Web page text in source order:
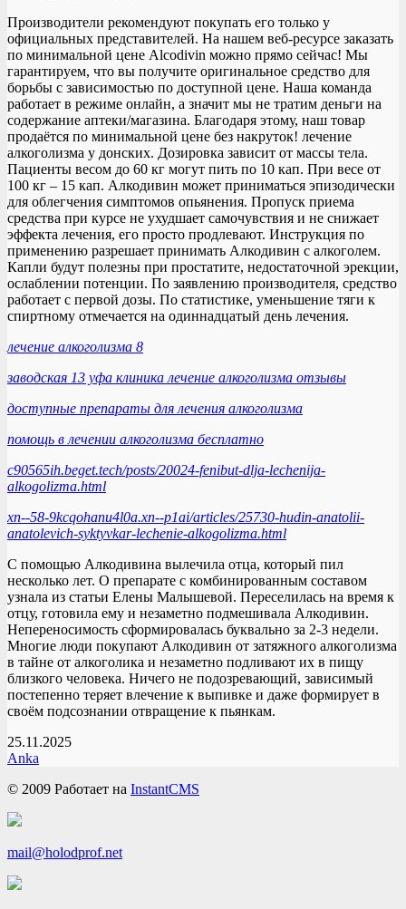
Производители рекомендуют покупать его только у
официальных представителей. На нашем веб-ресурсе заказать
по минимальной цене Alcodivin можно прямо сейчас! Мы
гарантируем, что вы получите оригинальное средство для
борьбы с зависимостью по доступной цене. Наша команда
работает в режиме онлайн, а значит мы не тратим деньги на
содержание аптеки/магазина. Благодаря этому, наш товар
продаётся по минимальной цене без накруток! лечение
алкоголизма у донских. Дозировка зависит от массы тела.
Пациенты весом до 60 кг могут пить по 10 кап. При весе от
100 кг – 15 кап. Алкодивин может приниматься эпизодически
для облегчения симптомов опьянения. Пропуск приема
средства при курсе не ухудшает самочувствия и не снижает
эффекта лечения, его просто продлевают. Инструкция по
применению разрешает принимать Алкодивин с алкоголем.
Капли будут полезны при простатите, недостаточной эрекции,
ослаблении потенции. По заявлению производителя, средство
работает с первой дозы. По статистике, уменьшение тяги к
спиртному отмечается на одиннадцатый день лечения.
лечение алкоголизма 8
заводская 13 уфа клиника лечение алкоголизма отзывы
доступные препараты для лечения алкоголизма
помощь в лечении алкоголизма бесплатно
c90565ih.beget.tech/posts/20024-fenibut-dlja-lechenija-
alkogolizma.html
xn--58-9kcqohanu4l0a.xn--p1ai/articles/25730-hudin-anatolii-
anatolevich-syktyvkar-lechenie-alkogolizma.html
С помощью Алкодивина вылечила отца, который пил
несколько лет. О препарате с комбинированным составом
узнала из статьи Елены Малышевой. Переселилась на время к
отцу, готовила ему и незаметно подмешивала Алкодивин.
Непереносимость сформировалась буквально за 2-3 недели.
Многие люди покупают Алкодивин от затяжного алкоголизма
в тайне от алкоголика и незаметно подливают их в пищу
близкого человека. Ничего не подозревающий, зависимый
постепенно теряет влечение к выпивке и даже формирует в
своём подсознании отвращение к пьянкам.
25.11.2025
Anka
© 2009 Работает на InstantCMS
mail@holodprof.net